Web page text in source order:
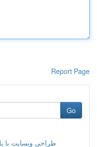
Report Page
Go
طراحی وبسایت با